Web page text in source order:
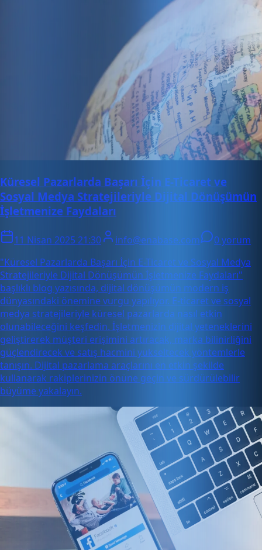
Küresel Pazarlarda Başarı İçin E-Ticaret ve
Sosyal Medya Stratejileriyle Dijital Dönüşümün
İşletmenize Faydaları
11 Nisan 2025 21:30 info@enabase.com
0 yorum
"Küresel Pazarlarda Başarı İçin E-Ticaret ve Sosyal Medya
Stratejileriyle Dijital Dönüşümün İşletmenize Faydaları"
başlıklı blog yazısında, dijital dönüşümün modern iş
dünyasındaki önemine vurgu yapılıyor. E-ticaret ve sosyal
medya stratejileriyle küresel pazarlarda nasıl etkin
olunabileceğini keşfedin. İşletmenizin dijital yeteneklerini
geliştirerek müşteri erişimini artıracak, marka bilinirliğini
güçlendirecek ve satış hacmini yükseltecek yöntemlerle
tanışın. Dijital pazarlama araçlarını en etkin şekilde
kullanarak rakiplerinizin önüne geçin ve sürdürülebilir
büyüme yakalayın.